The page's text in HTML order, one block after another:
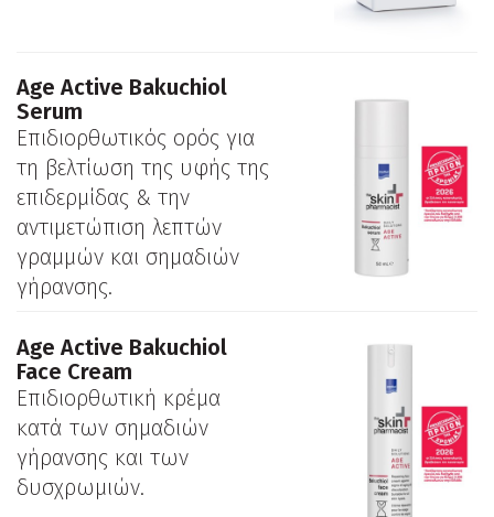
Age Active Bakuchiol
Serum
Επιδιορθωτικός ορός για
τη βελτίωση της υφής της
επιδερμίδας & την
αντιμετώπιση λεπτών
γραμμών και σημαδιών
γήρανσης.
Age Active Bakuchiol
Face Cream
Επιδιορθωτική κρέμα
κατά των σημαδιών
γήρανσης και των
δυσχρωμιών.